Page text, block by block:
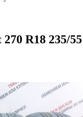
R18 235/